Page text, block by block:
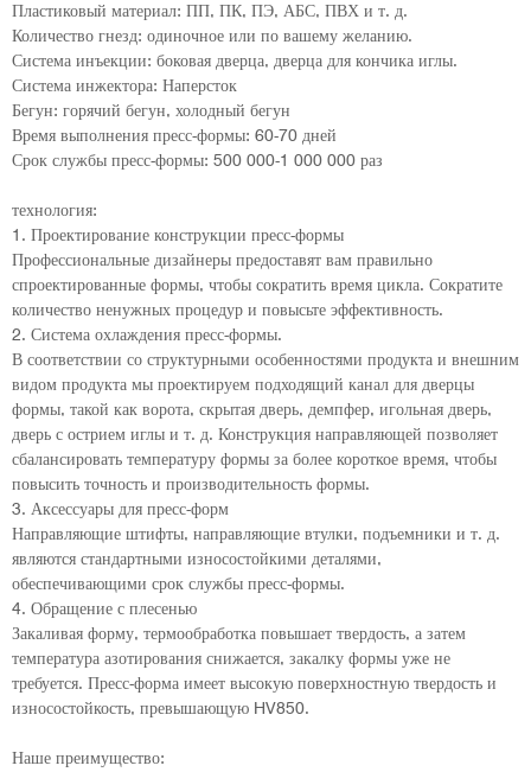
Пластиковый материал: ПП, ПК, ПЭ, АБС, ПВХ и т. д.
Количество гнезд: одиночное или по вашему желанию.
Система инъекции: боковая дверца, дверца для кончика иглы.
Система инжектора: Наперсток
Бегун: горячий бегун, холодный бегун
Время выполнения пресс-формы: 60-70 дней
Срок службы пресс-формы: 500 000-1 000 000 раз
технология:
1. Проектирование конструкции пресс-формы
Профессиональные дизайнеры предоставят вам правильно
спроектированные формы, чтобы сократить время цикла. Сократите
количество ненужных процедур и повысьте эффективность.
2. Система охлаждения пресс-формы.
В соответствии со структурными особенностями продукта и внешним
видом продукта мы проектируем подходящий канал для дверцы
формы, такой как ворота, скрытая дверь, демпфер, игольная дверь,
дверь с острием иглы и т. д. Конструкция направляющей позволяет
сбалансировать температуру формы за более короткое время, чтобы
повысить точность и производительность формы.
3. Аксессуары для пресс-форм
Направляющие штифты, направляющие втулки, подъемники и т. д.
являются стандартными износостойкими деталями,
обеспечивающими срок службы пресс-формы.
4. Обращение с плесенью
Закаливая форму, термообработка повышает твердость, а затем
температура азотирования снижается, закалку формы уже не
требуется. Пресс-форма имеет высокую поверхностную твердость и
износостойкость, превышающую HV850.
Наше преимущество: